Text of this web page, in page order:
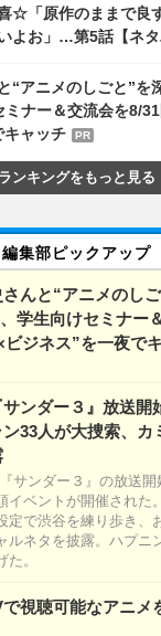
☆「原作のままで良
よお」…第5話【ネタ
“アニメのしごと”
ミナー＆交流会を8/
キャッチ
PR
ランキングをもっと見る
編集部ピックアップ
んと“アニメのし
学生向けセミナー
ジネス”を一夜で
ンダー３』放送開
33人が大捜索、カ
サンダー３』の放送開
イベントが開催された
定で渋谷を練り歩き、
ルネタを披露。ハプニ
た。
視聴可能なアニメ